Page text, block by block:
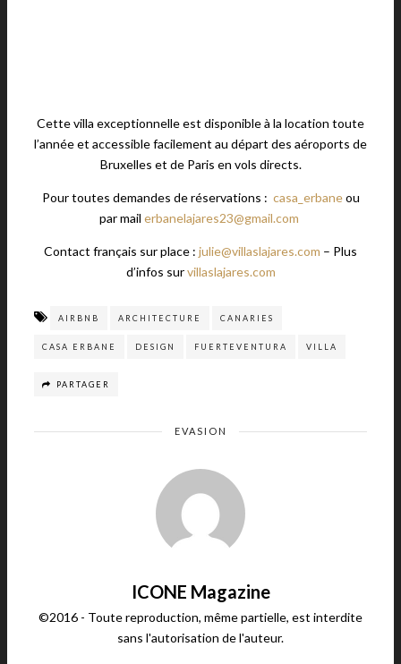
Cette villa exceptionnelle est disponible à la location toute
l’année et accessible facilement au départ des aéroports de
Bruxelles et de Paris en vols directs.
Pour toutes demandes de réservations : casa_erbaneou
par mail erbanelajares23@gmail.com
Contact français sur place : julie@villaslajares.com – Plus
d’infos survillaslajares.com
AIRBNB ARCHITECTURE CANARIES
CASA ERBANE DESIGN FUERTEVENTURA VILLA
PARTAGER
EVASION
ICONE Magazine
©2016 - Toute reproduction, même partielle, est interdite
sans l'autorisation de l'auteur.